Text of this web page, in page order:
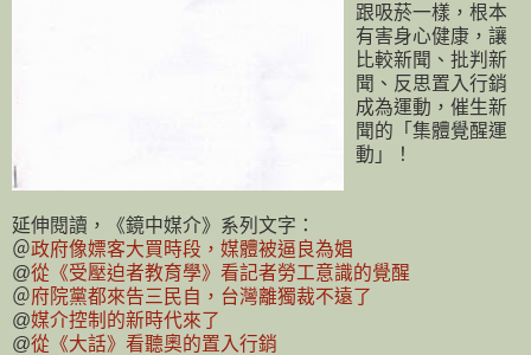
跟吸菸一樣，根本
有害身心健康，讓
比較新聞、批判新
聞、反思置入行銷
成為運動，催生新
聞的「集體覺醒運
動」！
延伸閱讀，《鏡中媒介》系列文字：
＠政府像嫖客大買時段，媒體被逼良為娼
@從《受壓迫者教育學》看記者勞工意識的覺醒
＠府院黨都來告三民自，台灣離獨裁不遠了
@媒介控制的新時代來了
@從《大話》看聽奧的置入行銷